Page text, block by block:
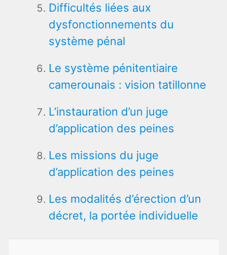
Difficultés liées aux
dysfonctionnements du
système pénal
Le système pénitentiaire
camerounais : vision tatillonne
L’instauration d’un juge
d’application des peines
Les missions du juge
d’application des peines
Les modalités d’érection d’un
décret, la portée individuelle